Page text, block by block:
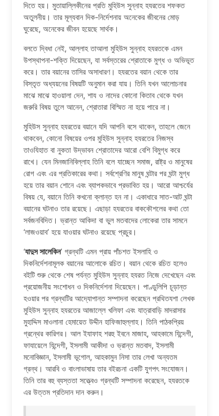
দিতে হয়। মুতায়াল্লিকীনের প্রতি মুহিউস সুন্নাহ হযরতের শফকত
অতুলনীয়। তার মূল্যবান দিক-নির্দেশনায় অনেকের জীবনের মোড়
ঘুরেছে, অনেকের জীবন হয়েছে সার্থক।
বলতে দ্বিধা নেই, আল্লাহ তাআলা মুহিউস সুন্নাহ হযরতকে এমন
উপস্থাপনা-শক্তি দিয়েছেন, যা সর্বস্তরের শ্রোতাকে মুগ্ধ ও অভিভূত
করে। তার বয়ানের তাসির অসাধারণ। হযরতের বয়ান থেকে তার
বিস্তৃত অধ্যয়নের বিষয়টি অনুমান করা যায়। তিনি যখন আলোচনার
মাঝে মাঝে হাওয়ালা দেন, শায ও নাদের কোনো কিতাব থেকে যখন
জরুরি বিষয় তুলে আনেন, শ্রোতারা বিস্মিত না হয়ে পারে না।
মুহিউস সুন্নাহ হযরতের বয়ানে যদি আপনি বসে থাকেন, তাহলে জেনে
থাকবেন, কোনো বিষয়ের ওপর মুহিউস সুন্নাহ হযরতের নিজস্ব
তাওযিহাত বা নুকতা উদ্ভাবন শ্রোতাদের আরো বেশি বিমুগ্ধ করে
রাখে। যেন মিনজানিবিল্লাহ তিনি বলে যাচ্ছেন সমাজ, রাষ্ট্র ও মানুষের
রোগ এবং এর প্রতিকারের কথা। সর্বশ্রেণির মানুষ ঘন্টার পর ঘন্টা মুগ্ধ
হয়ে তার বয়ান শোনে এবং ব্যাপকভাবে প্রভাবিত হয়। আরো আশ্চর্যের
বিষয় যে, বয়ানে তিনি কখনো ক্লান্ত হন না। একাধারে সাত-আট ঘন্টা
বয়ানের ঘটনাও তার রয়েছে। এছাড়া হযরতের বাককৌশলের কথা তো
সর্বজনবিদিত। ভ্রান্ত আকিদা বা ভুল মতবাদের লোকেরা তার সামনে
‘লাজওয়াব’ হয়ে যাওয়ার ঘটনাও রয়েছে প্রচুর।
‘যাদুস সালেকিন’ গ্রন্থটি এমন প্রায় পাঁচশত ইসলাহি ও
দিকনির্দেশনামূলক বয়ানের আলোকে রচিত। বয়ান থেকে রচিত হলেও
বইটি শুরু থেকে শেষ পর্যন্ত মুহিউস সুন্নাহ হযরত নিজে দেখেছেন এবং
প্রয়োজনীয় সংশোধন ও দিকনির্দেশনা দিয়েছেন। পাণ্ডুলিপি চূড়ান্ত
হওয়ার পর গ্রন্থটির আদ্যোপান্ত সম্পাদনা করেছেন প্রথিতযশা লেখক
মুহিউস সুন্নাহ হযরতের আজাল্লে খলিফা এবং যাত্রাবাড়ি মাদরাসার
মুহাদ্দিস মাওলানা হেমায়েত উদ্দীন হাফিজাহুল্লাহ। তিনি পাঠকপ্রিয়
গ্রন্থের কারিগর। আল ইযাফাহ শরহু ইবনে মাজাহ, আহকামে যিন্দেগী,
ফাযায়েলে যিন্দেগী, ইসলামী আকীদা ও ভ্রান্ত মতবাদ, ইসলামী
মনোবিজ্ঞান, ইসলামী ভূগোল, আহকামুন নিসা তার লেখা অন্যতম
গ্রন্থ। আরবি ও বাংলাভাষায় তার বইরচনা একটি যুগপৎ সংযোজন।
তিনি তার বহু ব্যস্ততা সত্ত্বেও গ্রন্থটি সম্পাদনা করেছেন, হযরতকে
এর উত্তম প্রতিদান দান করুন।